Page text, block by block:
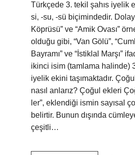
Türkçede 3. tekil şahıs iyelik
si, -su, -sü biçimindedir.
Köprüsü” ve “Amik Ovası”
olduğu gibi, “Van Gölü”,
Bayramı” ve “İstiklal Marşı”
ikinci isim (tamlama halinde)
iyelik ekini taşımaktadır.
nasıl anlarız? Çoğul ekleri
ler”, eklendiği ismin sayısal
belirtir. Bunun dışında
çeşitli…